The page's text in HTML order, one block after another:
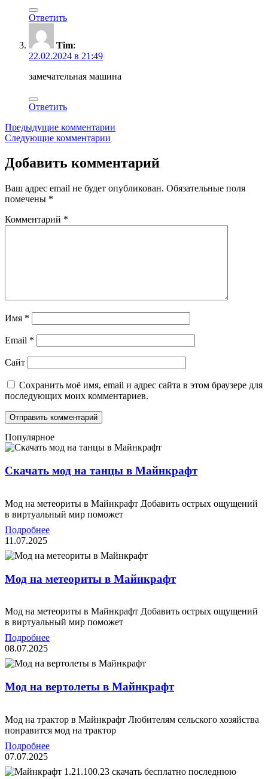
Ответить
Tim:
22.02.2024 в 21:49
замечательная машина
Ответить
Навигация
по
комментариям
Предыдущие комментарии
Следующие комментарии
Добавить комментарий
Ваш адрес email не будет опубликован. Обязательные поля
помечены *
Комментарий *
Имя *
Email *
Сайт
Сохранить моё имя, email и адрес сайта в этом браузере для
последующих моих комментариев.
Популярное
Скачать мод на танцы в Майнкрафт
Мод на метеориты в Майнкрафт Добавить острых ощущений
в виртуальный мир поможет
Подробнее
11.07.2025
Мод на метеориты в Майнкрафт
Мод на метеориты в Майнкрафт Добавить острых ощущений
в виртуальный мир поможет
Подробнее
08.07.2025
Мод на вертолеты в Майнкрафт
Мод на трактор в Майнкрафт Любителям сельского хозяйства
понравится мод на трактор
Подробнее
07.07.2025